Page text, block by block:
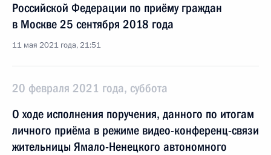
Российской Федерации по приёму граждан
в Москве 25 сентября 2018 года
11 мая 2021 года, 21:51
20 февраля 2021 года, суббота
О ходе исполнения поручения, данного по итогам
личного приёма в режиме видео-конференц-связи
жительницы Ямало-Ненецкого автономного